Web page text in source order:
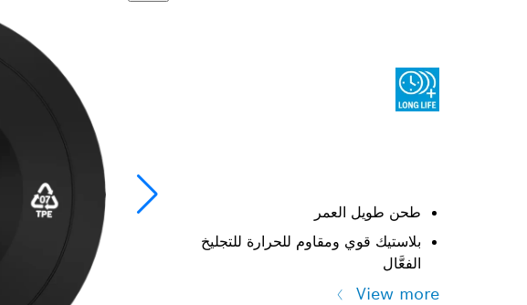
طحن طويل العمر
بلاستيك قوي ومقاوم للحرارة للتجليخ
الفعَّال
View more